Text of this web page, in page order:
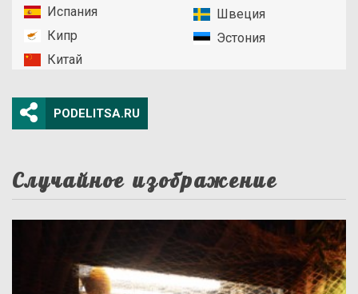
Испания
Кипр
Китай
Швеция
Эстония
PODELITSA.RU
Случайное изображение